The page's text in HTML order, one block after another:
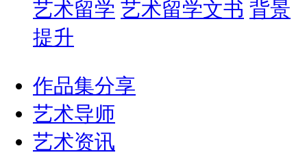
艺术留学 艺术留学文书 背景
提升
作品集分享
艺术导师
艺术资讯